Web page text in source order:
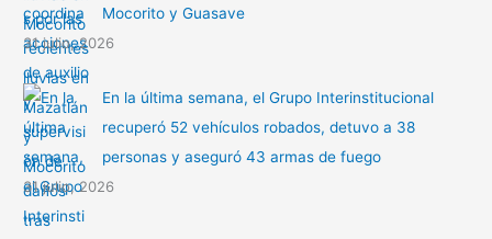
Mocorito y Guasave
31 julio, 2026
En la última semana, el Grupo Interinstitucional
recuperó 52 vehículos robados, detuvo a 38
personas y aseguró 43 armas de fuego
31 julio, 2026